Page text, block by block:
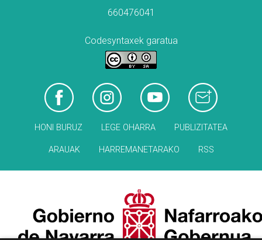
660476041
Codesyntaxek garatua
HONI BURUZ LEGE OHARRA PUBLIZITATEA
ARAUAK HARREMANETARAKO RSS